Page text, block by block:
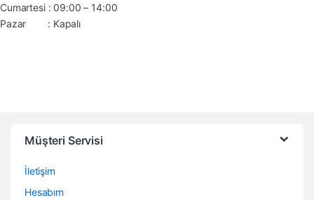
Cumartesi : 09:00 – 14:00
Pazar : Kapalı
Müşteri Servisi
İletişim
Hesabım